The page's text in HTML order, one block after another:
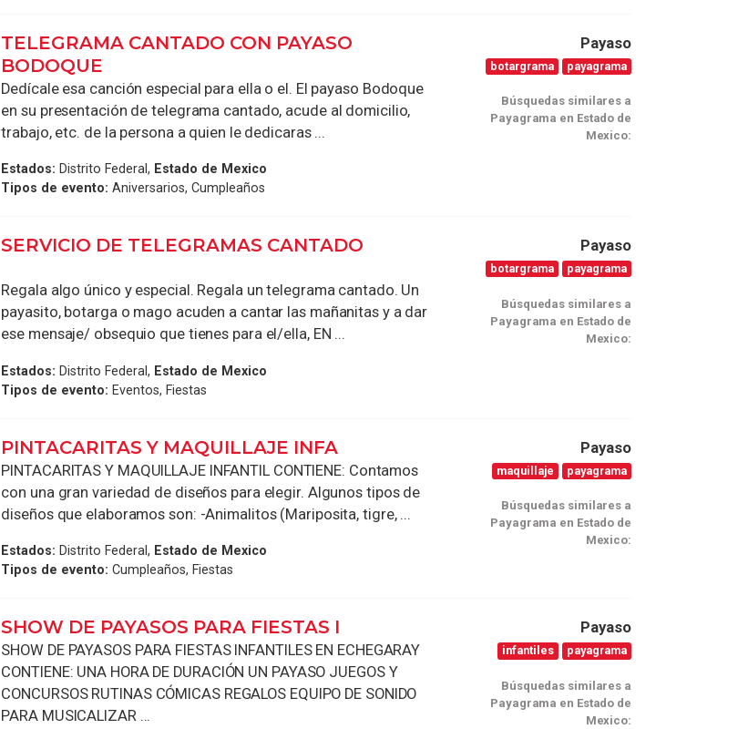
TELEGRAMA CANTADO CON PAYASO
BODOQUE
Dedícale esa canción especial para ella o el. El payaso Bodoque
en su presentación de telegrama cantado, acude al domicilio,
trabajo, etc. de la persona a quien le dedicaras ...
Estados: Distrito Federal, Estado de Mexico
Tipos de evento: Aniversarios, Cumpleaños
Payaso
botargrama payagrama
Búsquedas similares a
Payagrama en Estado de
Mexico:
SERVICIO DE TELEGRAMAS CANTADO
Regala algo único y especial. Regala un telegrama cantado. Un
payasito, botarga o mago acuden a cantar las mañanitas y a dar
ese mensaje/ obsequio que tienes para el/ella, EN ...
Estados: Distrito Federal, Estado de Mexico
Tipos de evento: Eventos, Fiestas
Payaso
botargrama payagrama
Búsquedas similares a
Payagrama en Estado de
Mexico:
PINTACARITAS Y MAQUILLAJE INFA
PINTACARITAS Y MAQUILLAJE INFANTIL CONTIENE: Contamos
con una gran variedad de diseños para elegir. Algunos tipos de
diseños que elaboramos son: -Animalitos (Mariposita, tigre, ...
Estados: Distrito Federal, Estado de Mexico
Tipos de evento: Cumpleaños, Fiestas
Payaso
maquillaje payagrama
Búsquedas similares a
Payagrama en Estado de
Mexico:
SHOW DE PAYASOS PARA FIESTAS I
SHOW DE PAYASOS PARA FIESTAS INFANTILES EN ECHEGARAY
CONTIENE: UNA HORA DE DURACIÓN UN PAYASO JUEGOS Y
CONCURSOS RUTINAS CÓMICAS REGALOS EQUIPO DE SONIDO
PARA MUSICALIZAR ...
Payaso
infantiles payagrama
Búsquedas similares a
Payagrama en Estado de
Mexico: